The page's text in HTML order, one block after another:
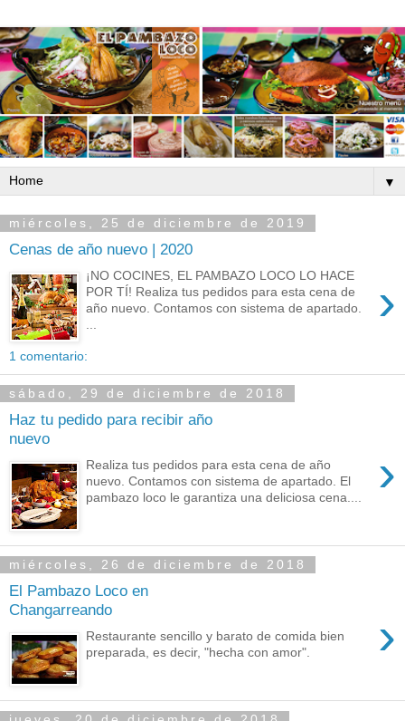
▼
miércoles, 25 de diciembre de 2019
Cenas de año nuevo | 2020
›
¡NO COCINES, EL PAMBAZO LOCO LO HACE
POR TÍ! Realiza tus pedidos para esta cena de
año nuevo. Contamos con sistema de apartado.
1 comentario:
sábado, 29 de diciembre de 2018
Haz tu pedido para recibir año
nuevo
›
Realiza tus pedidos para esta cena de año
nuevo. Contamos con sistema de apartado. El
pambazo loco le garantiza una deliciosa cena....
miércoles, 26 de diciembre de 2018
El Pambazo Loco en
Changarreando
›
Restaurante sencillo y barato de comida bien
preparada, es decir, "hecha con amor".